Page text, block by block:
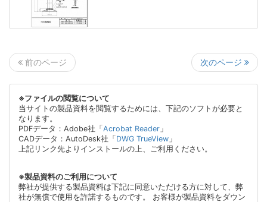
前のページ 次のページ
※ファイルの閲覧について
当サイトの製品資料を閲覧するためには、下記のソフトが必要と
なります。
PDFデータ：Adobe社「Acrobat Reader 」
CADデータ：AutoDesk社「DWG TrueView 」
上記リンク先よりインストールの上、ご利用ください。
※製品資料のご利用について
弊社が提供する製品資料は下記に同意いただける方に対して、弊
社が無償で使用を許諾するものです。 お客様が製品資料をダウン